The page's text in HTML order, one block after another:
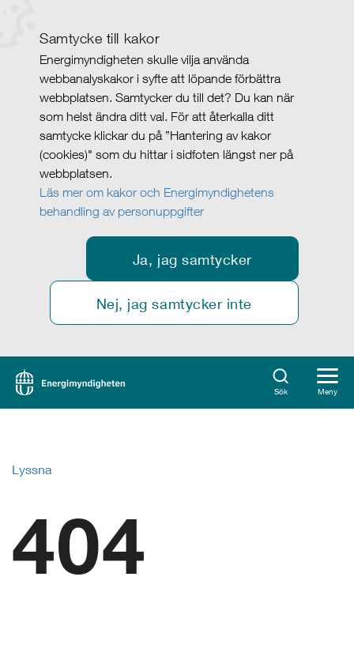
Samtycke till kakor
Energimyndigheten skulle vilja använda
webbanalyskakor i syfte att löpande förbättra
webbplatsen. Samtycker du till det? Du kan när
som helst ändra ditt val. För att återkalla ditt
samtycke klickar du på ”Hantering av kakor
(cookies)" som du hittar i sidfoten längst ner på
webbplatsen.
Läs mer om kakor och Energimyndighetens
behandling av personuppgifter
Ja, jag samtycker
Nej, jag samtycker inte
Sök Meny
Lyssna
404